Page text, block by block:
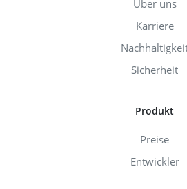
Über uns
Karriere
Sicherheit
Produkt
Preise
Entwickler